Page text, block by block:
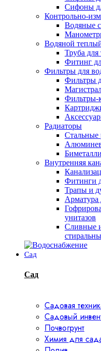
Сифоны
Контрольно-
Водяные
Водяной
Труба для
Фитинг
Фильтры для
Фильтры
Радиаторы
Стальные
Внутренняя
Фитинги
Трапы и
Арматура
унитазов
Сливные
Сад
Сад
Садовая
Садовый
Почвогрунт
Химия для